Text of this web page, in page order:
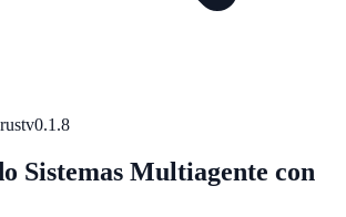
rustv0.1.8
Sistemas Multiagente con